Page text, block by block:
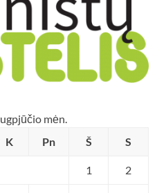
mėn.
K Pn Š S
1 2